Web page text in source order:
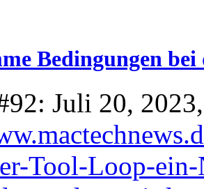
Bedingungen
Juli 20,
Tool-Loop-